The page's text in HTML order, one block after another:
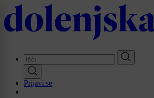
Skip
to
main
Prijavi se